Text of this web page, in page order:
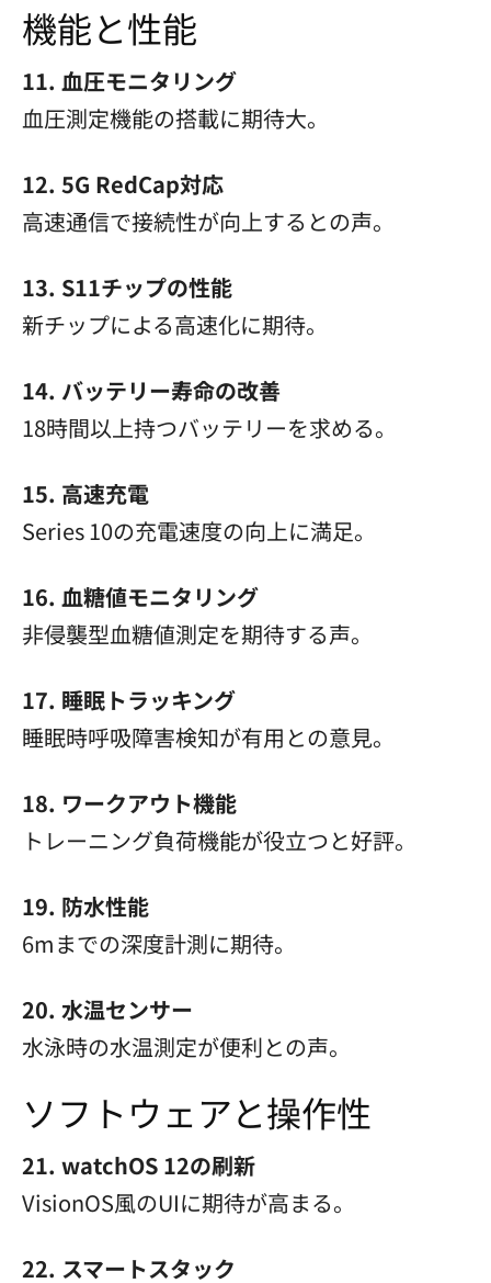
機能と性能
11. 血圧モニタリング
血圧測定機能の搭載に期待大。
12. 5G RedCap対応
高速通信で接続性が向上するとの声。
13. S11チップの性能
新チップによる高速化に期待。
14. バッテリー寿命の改善
18時間以上持つバッテリーを求める。
15. 高速充電
Series 10の充電速度の向上に満足。
16. 血糖値モニタリング
非侵襲型血糖値測定を期待する声。
17. 睡眠トラッキング
睡眠時呼吸障害検知が有用との意見。
18. ワークアウト機能
トレーニング負荷機能が役立つと好評。
19. 防水性能
6mまでの深度計測に期待。
20. 水温センサー
水泳時の水温測定が便利との声。
ソフトウェアと操作性
21. watchOS 12の刷新
VisionOS風のUIに期待が高まる。
22. スマートスタック